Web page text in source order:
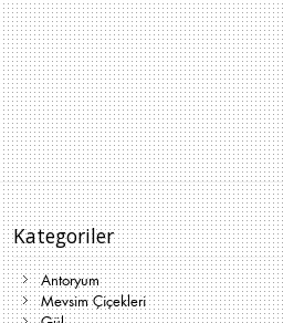
Kategoriler
Antoryum
Mevsim Çiçekleri